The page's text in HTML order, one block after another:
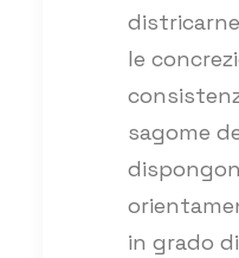
le
sagome
in grado